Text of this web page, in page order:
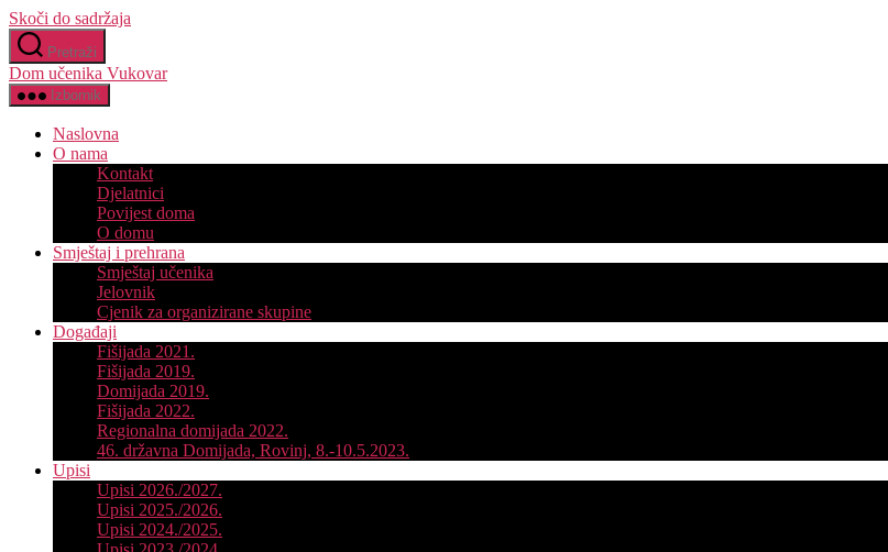
Skoči do sadržaja
Pretraži
Dom učenika Vukovar
Izbornik
Naslovna
O nama
Kontakt
Djelatnici
Povijest doma
O domu
Smještaj i prehrana
Smještaj učenika
Jelovnik
Cjenik za organizirane skupine
Događaji
Fišijada 2021.
Fišijada 2019.
Domijada 2019.
Fišijada 2022.
Regionalna domijada 2022.
46. državna Domijada, Rovinj, 8.-10.5.2023.
Upisi
Upisi 2026./2027.
Upisi 2025./2026.
Upisi 2024./2025.